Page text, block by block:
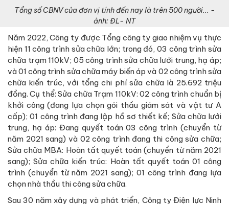
Tổng số CBNV của đơn vị tính đến nay là trên 500 người... -
ảnh: ĐL- NT
Năm 2022, Công ty được Tổng công ty giao nhiệm vụ thực
hiện 11 công trình sửa chữa lớn; trong đó, 03 công trình sửa
chữa trạm 110kV; 05 công trình sửa chữa lưới trung, hạ áp;
và 01 công trình sửa chữa máy biến áp và 02 công trình sửa
chữa kiến trúc, với tổng chi phí sửa chữa là 25.692 triệu
đồng. Cụ thể: Sửa chữa Trạm 110kV: 02 công trình chuẩn bị
khởi công (đang lựa chọn gói thầu giám sát và vật tư A
cấp); 01 công trình đang lập hồ sơ thiết kế; Sửa chữa lưới
trung, hạ áp: Đang quyết toán 03 công trình (chuyển từ
năm 2021 sang) và 02 công trình đang thi công sửa chữa;
Sửa chữa MBA: Hoàn tất quyết toán (chuyển từ năm 2021
sang); Sửa chữa kiến trúc: Hoàn tất quyết toán 01 công
trình (chuyển từ năm 2021 sang); 01 công trình đang lựa
chọn nhà thầu thi công sửa chữa.
Sau 30 năm xây dựng và phát triển, Công ty Điện lực Ninh